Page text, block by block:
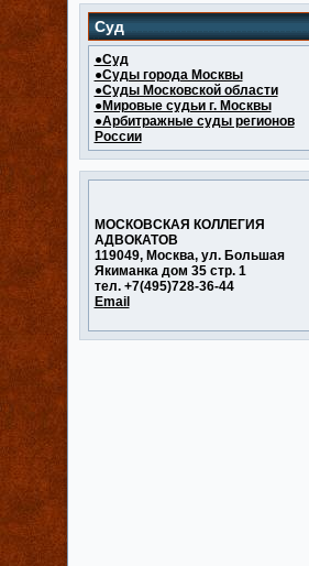
Суд
●Суд
●Суды города Москвы
●Суды Московской области
●Мировые судьи г. Москвы
●Арбитражные суды регионов
России
МОСКОВСКАЯ КОЛЛЕГИЯ
АДВОКАТОВ
119049, Москва, ул. Большая
Якиманка дом 35 стр. 1
тел. +7(495)728-36-44
Email